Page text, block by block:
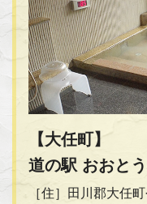
【大任町】
道の駅 おおと
［住］田川郡大任